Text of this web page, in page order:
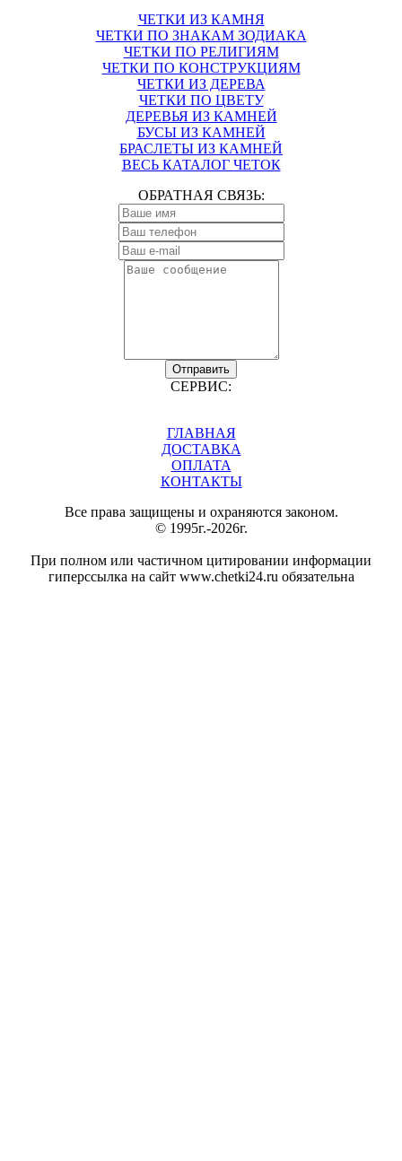
ЧЕТКИ ИЗ КАМНЯ
ЧЕТКИ ПО ЗНАКАМ ЗОДИАКА
ЧЕТКИ ПО РЕЛИГИЯМ
ЧЕТКИ ПО КОНСТРУКЦИЯМ
ЧЕТКИ ИЗ ДЕРЕВА
ЧЕТКИ ПО ЦВЕТУ
ДЕРЕВЬЯ ИЗ КАМНЕЙ
БУСЫ ИЗ КАМНЕЙ
БРАСЛЕТЫ ИЗ КАМНЕЙ
ВЕСЬ КАТАЛОГ ЧЕТОК
ОБРАТНАЯ СВЯЗЬ:
Отправить
СЕРВИС:
ГЛАВНАЯ
ДОСТАВКА
ОПЛАТА
КОНТАКТЫ
Все права защищены и охраняются законом.
© 1995г.-2026г.
При полном или частичном цитировании информации
гиперссылка на сайт www.chetki24.ru обязательна